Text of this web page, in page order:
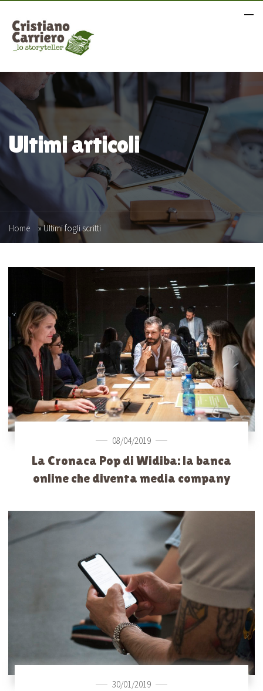
Ultimi articoli
Home »Ultimi fogli scritti
08/04/2019
La Cronaca Pop di Widiba: la banca
online che diventa media company
30/01/2019